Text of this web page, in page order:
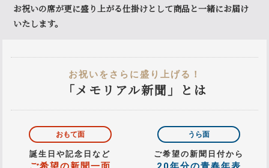
お祝いの席が更に盛り上がる仕掛けとして商品と一緒にお届け
いたします。
お祝いをさらに盛り上げる！
「メモリアル新聞」とは
おもて面
誕生日や記念日など
うら面
ご希望の新聞日付から